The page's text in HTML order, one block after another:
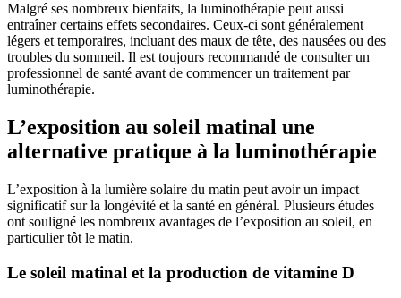
Malgré ses nombreux bienfaits, la luminothérapie peut aussi
entraîner certains effets secondaires. Ceux-ci sont généralement
légers et temporaires, incluant des maux de tête, des nausées ou des
troubles du sommeil. Il est toujours recommandé de consulter un
professionnel de santé avant de commencer un traitement par
luminothérapie.
L’exposition au soleil matinal une
alternative pratique à la luminothérapie
L’exposition à la lumière solaire du matin peut avoir un impact
significatif sur la longévité et la santé en général. Plusieurs études
ont souligné les nombreux avantages de l’exposition au soleil, en
particulier tôt le matin.
Le soleil matinal et la production de vitamine D